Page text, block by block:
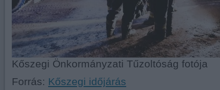
Kőszegi Önkormányzati Tűzoltóság fotója
Forrás: Kőszegi időjárás